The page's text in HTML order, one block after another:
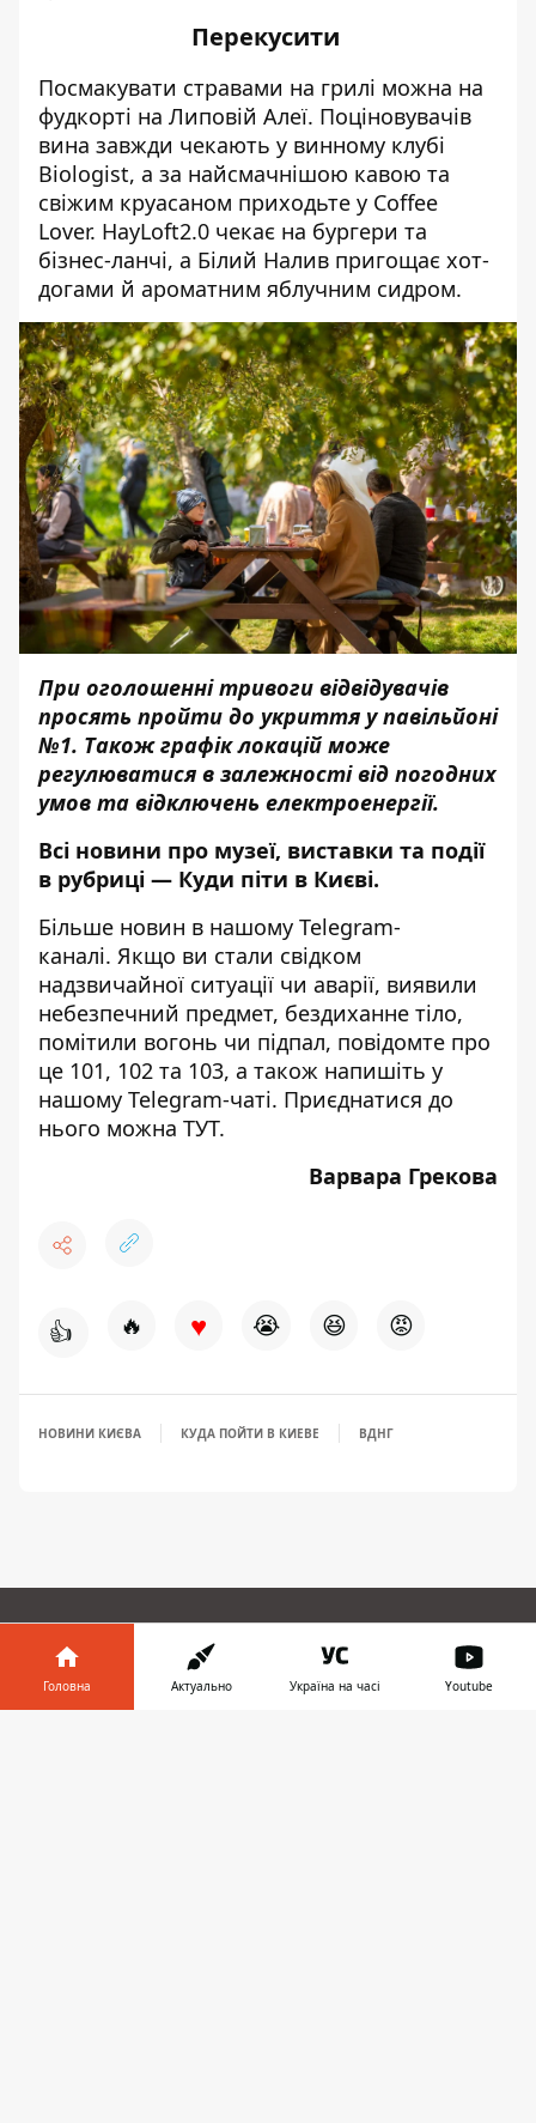
Перекусити
Посмакувати стравами на грилі можна на
фудкорті на Липовій Алеї. Поціновувачів
вина завжди чекають у винному клубі
Biologist, а за найсмачнішою кавою та
свіжим круасаном приходьте у Coffee
Lover. HayLoft2.0 чекає на бургери та
бізнес-ланчі, а Білий Налив пригощає хот-
догами й ароматним яблучним сидром.
При оголошенні тривоги відвідувачів
просять пройти до укриття у павільйоні
№1. Також графік локацій може
регулюватися в залежності від погодних
умов та відключень електроенергії.
Всі новини про музеї, виставки та події
в рубриці — Куди піти в Києві.
Більше новин в нашому Telegram-
каналі. Якщо ви стали свідком
надзвичайної ситуації чи аварії, виявили
небезпечний предмет, бездиханне тіло,
помітили вогонь чи підпал, повідомте про
це 101, 102 та 103, а також напишіть у
нашому Telegram-чаті. Приєднатися до
нього можна ТУТ.
Варвара Грекова
👍 🔥 ♥ 😭 😆 😡
НОВИНИ КИЄВА КУДА ПОЙТИ В КИЕВЕ ВДНГ
ЗАПРОПОНУВАТИ НОВИНУ
Головна Актуально Україна на часі Youtube